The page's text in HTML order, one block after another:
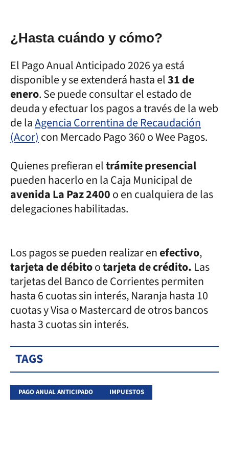
¿Hasta cuándo y cómo?
El Pago Anual Anticipado 2026 ya está
disponible y se extenderá hasta el31 de
enero. Se puede consultar el estado de
deuda y efectuar los pagos a través de la web
de laAgencia Correntina de Recaudación
(Acor) con Mercado Pago 360 o Wee Pagos.
Quienes prefieran eltrámite presencial
pueden hacerlo en la Caja Municipal de
avenida La Paz 2400o en cualquiera de las
delegaciones habilitadas.
Los pagos se pueden realizar enefectivo,
tarjeta de débitootarjeta de crédito. Las
tarjetas del Banco de Corrientes permiten
hasta 6 cuotas sin interés, Naranja hasta 10
cuotas y Visa o Mastercard de otros bancos
hasta 3 cuotas sin interés.
TAGS
PAGO ANUAL ANTICIPADO IMPUESTOS